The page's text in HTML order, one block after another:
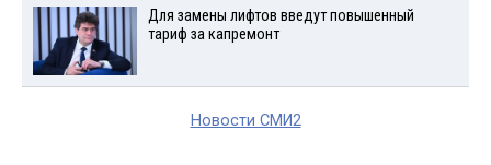
Для замены лифтов введут повышенный
тариф за капремонт
Новости СМИ2